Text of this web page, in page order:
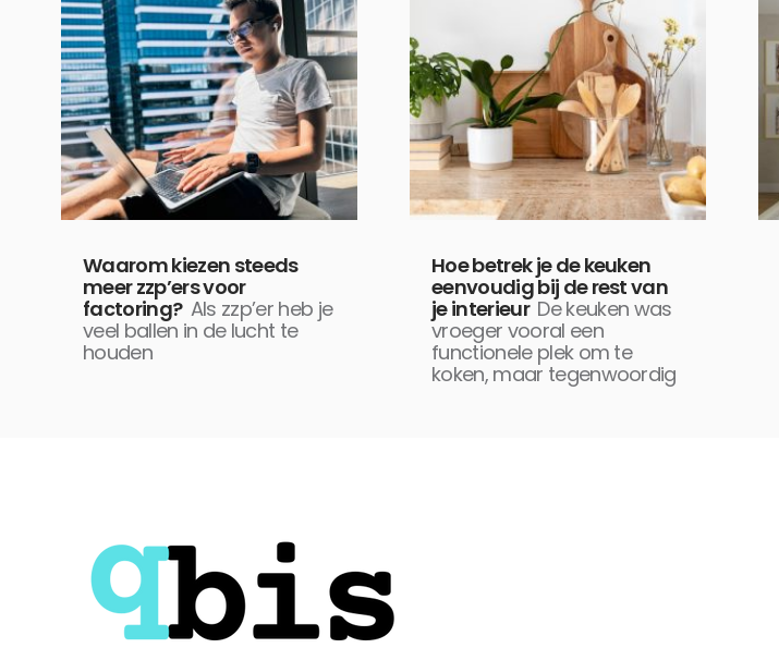
Waarom kiezen steeds
meer zzp’ers voor
factoring? Als zzp’er heb je
veel ballen in de lucht te
houden
Hoe betrek je de keuken
eenvoudig bij de rest van
je interieur De keuken was
vroeger vooral een
functionele plek om te
koken, maar tegenwoordig